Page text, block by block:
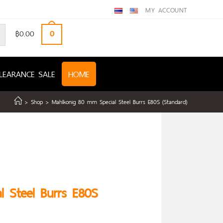
MY ACCOUNT
฿0.00 0
SALE HOME
> Shop > Mahlkonig 80 mm Special Steel Burrs E80S (Standard)
Burrs E80S